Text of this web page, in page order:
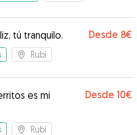
tú tranquilo. Desde 8€
Rubí
es mi
Desde 10€
Rubí